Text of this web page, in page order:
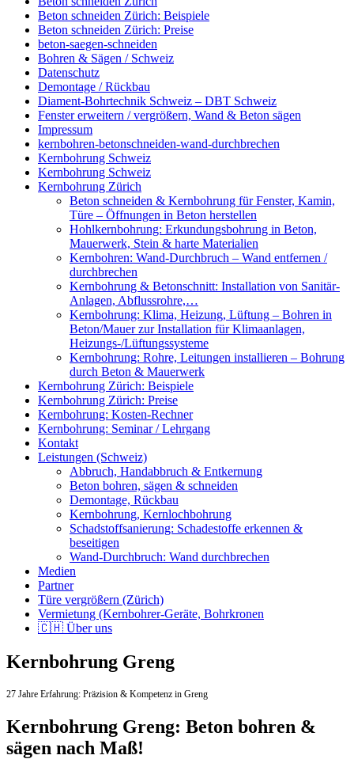
Beton schneiden Zürich: Beispiele
Beton schneiden Zürich: Preise
beton-saegen-schneiden
Bohren & Sägen / Schweiz
Datenschutz
Demontage / Rückbau
Diament-Bohrtechnik Schweiz – DBT Schweiz
Fenster erweitern / vergrößern, Wand & Beton sägen
Impressum
kernbohren-betonschneiden-wand-durchbrechen
Kernbohrung Schweiz
Kernbohrung Schweiz
Kernbohrung Zürich
Beton schneiden & Kernbohrung für Fenster, Kamin,
Türe – Öffnungen in Beton herstellen
Hohlkernbohrung: Erkundungsbohrung in Beton,
Mauerwerk, Stein & harte Materialien
Kernbohren: Wand-Durchbruch – Wand entfernen /
durchbrechen
Kernbohrung & Betonschnitt: Installation von Sanitär-
Anlagen, Abflussrohre,…
Kernbohrung: Klima, Heizung, Lüftung – Bohren in
Beton/Mauer zur Installation für Klimaanlagen,
Heizungs-/Lüftungssysteme
Kernbohrung: Rohre, Leitungen installieren – Bohrung
durch Beton & Mauerwerk
Kernbohrung Zürich: Beispiele
Kernbohrung Zürich: Preise
Kernbohrung: Kosten-Rechner
Kernbohrung: Seminar / Lehrgang
Kontakt
Leistungen (Schweiz)
Abbruch, Handabbruch & Entkernung
Beton bohren, sägen & schneiden
Demontage, Rückbau
Kernbohrung, Kernlochbohrung
Schadstoffsanierung: Schadestoffe erkennen &
beseitigen
Wand-Durchbruch: Wand durchbrechen
Medien
Partner
Türe vergrößern (Zürich)
Vermietung (Kernbohrer-Geräte, Bohrkronen
🇨🇭 Über uns
Kernbohrung Greng
27 Jahre Erfahrung: Präzision & Kompetenz in Greng
Kernbohrung Greng: Beton bohren &
sägen nach Maß!